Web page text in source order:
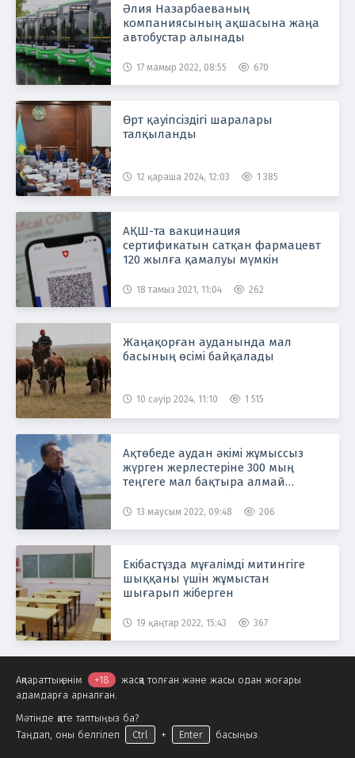
Әлия Назарбаеваның
компаниясының ақшасына жаңа
автобустар алынады
17 мамыр 2022, 08:55 670
Өрт қауіпсіздігі шаралары
талқыланды
12 қараша 2024, 12:03 1 385
АҚШ-та вакцинация
сертификатын сатқан фармацевт
120 жылға қамалуы мүмкін
18 тамыз 2021, 11:04 262
Жаңақорған ауданында мал
басының өсімі байқалады
10 сәуір 2024, 11:10 1 515
Ақтөбеде аудан әкімі жұмыссыз
жүрген жерлестеріне 300 мың
теңгеге мал бақтыра алмай
13 маусым 2022, 09:48 206
Екібастұзда мұғалімді митингіге
шыққаны үшін жұмыстан
шығарып жіберген
19 қаңтар 2022, 15:43 367
Ақпараттық өнім +18
жасқа толған және жасы одан жоғары
адамдарға арналған.
Мәтінде қате таптыңыз ба?
Таңдап, оны белгілеп
Ctrl + Enter басыңыз.